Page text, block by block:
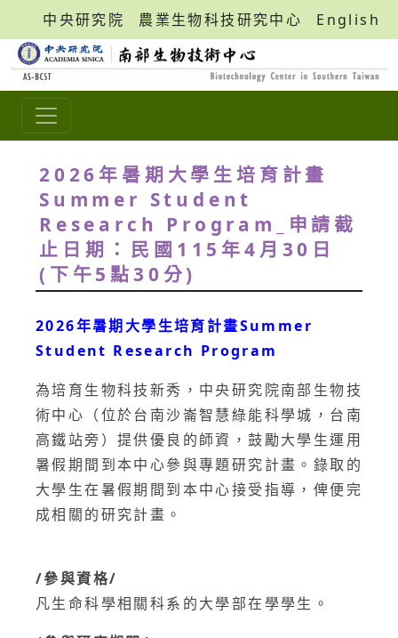
中央研究院 農業生物科技研究中心 English
2026年暑期大學生培育計畫
Summer Student
Research Program_申請截
止日期：民國115年4月30日
(下午5點30分)
2026年暑期大學生培育計畫Summer
Student Research Program
為培育生物科技新秀，中央研究院南部生物技
術中心（位於台南沙崙智慧綠能科學城，台南
高鐵站旁）提供優良的師資，鼓勵大學生運用
暑假期間到本中心參與專題研究計畫。錄取的
大學生在暑假期間到本中心接受指導，俾便完
成相關的研究計畫。
/參與資格/
凡生命科學相關科系的大學部在學學生。